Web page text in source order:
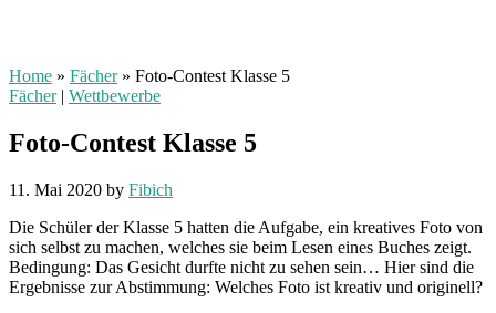
Home » Fächer » Foto-Contest Klasse 5
Fächer| Wettbewerbe
Foto-Contest Klasse 5
11. Mai 2020 by Fibich
Die Schüler der Klasse 5 hatten die Aufgabe, ein kreatives Foto von
sich selbst zu machen, welches sie beim Lesen eines Buches zeigt.
Bedingung: Das Gesicht durfte nicht zu sehen sein… Hier sind die
Ergebnisse zur Abstimmung: Welches Foto ist kreativ und originell?